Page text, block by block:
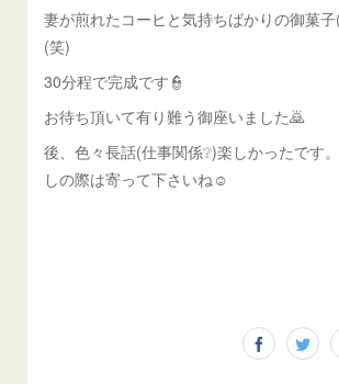
妻が煎れたコーヒと気持ちばかりの御菓
(笑)
30分程で完成です👮
お待ち頂いて有り難う御座いました🙇
後、色々長話(仕事関係❔)楽しかったです
しの際は寄って下さいね☺